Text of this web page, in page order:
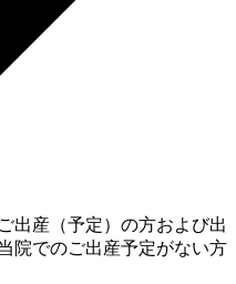
出産（予定）の方および出
院でのご出産予定がない方